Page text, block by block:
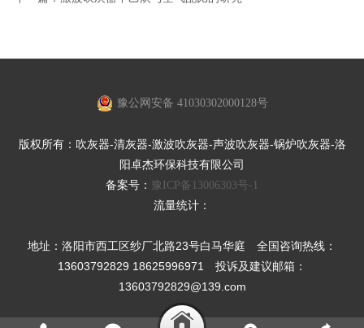
豫公网安备 41030302000128号
版权所有：吹灰器-清灰器-激波吹灰器-声波吹灰器-锅炉吹灰器-洛
阳卓杰环保科技有限公司
备案号： 豫ICP备13006303号-1
流量统计：
地址：洛阳市西工区纱厂北路23号白马华庭 全国咨询热线：
13603792829 18625996971 投诉及建议邮箱：
13603792829@139.com